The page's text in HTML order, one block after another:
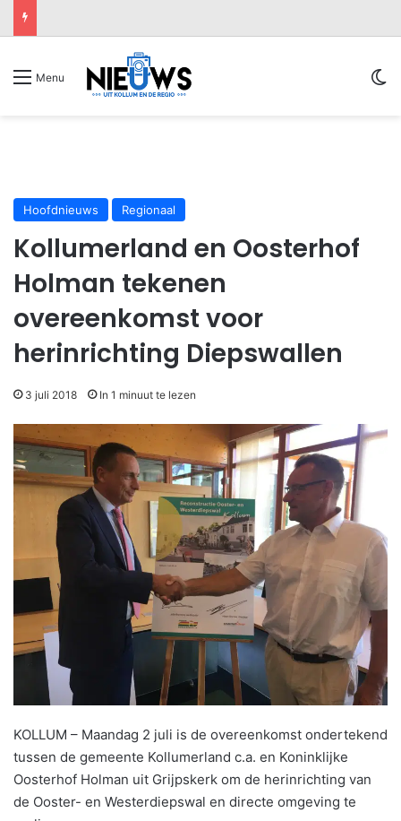
Menu
Hoofdnieuws Regionaal
Kollumerland en Oosterhof
Holman tekenen
overeenkomst voor
herinrichting Diepswallen
3 juli 2018 In 1 minuut te lezen
KOLLUM – Maandag 2 juli is de overeenkomst ondertekend
tussen de gemeente Kollumerland c.a. en Koninklijke
Oosterhof Holman uit Grijpskerk om de herinrichting van
de Ooster- en Westerdiepswal en directe omgeving te